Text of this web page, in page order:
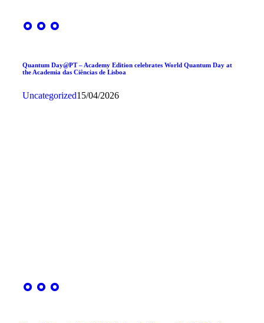
Quantum Day@PT – Academy Edition celebrates World Quantum Day at
the Academia das Ciências de Lisboa
Uncategorized15/04/2026